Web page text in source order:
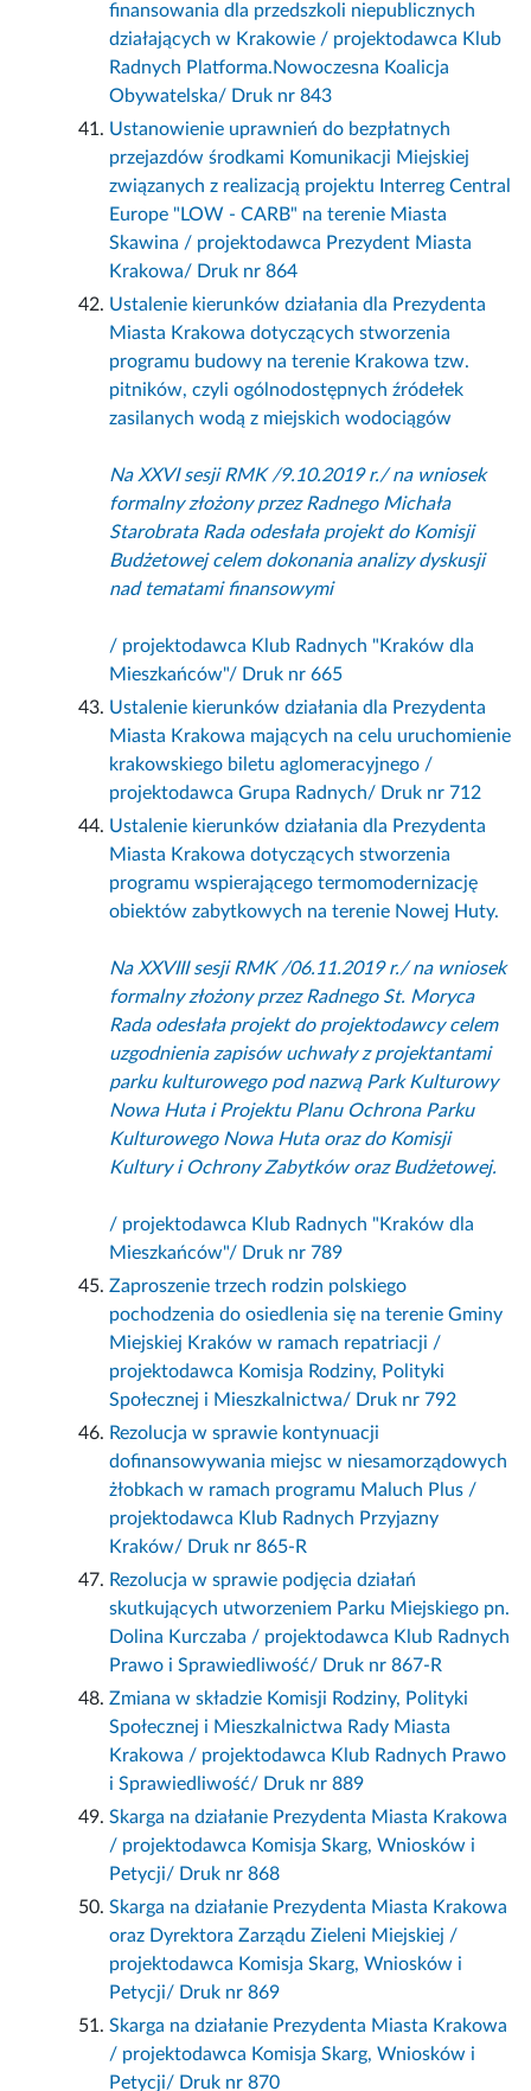
finansowania dla przedszkoli niepublicznych
działających w Krakowie / projektodawca Klub
Radnych Platforma.Nowoczesna Koalicja
Obywatelska/ Druk nr 843
Ustanowienie uprawnień do bezpłatnych
przejazdów środkami Komunikacji Miejskiej
związanych z realizacją projektu Interreg Central
Europe "LOW - CARB" na terenie Miasta
Skawina / projektodawca Prezydent Miasta
Krakowa/ Druk nr 864
Ustalenie kierunków działania dla Prezydenta
Miasta Krakowa dotyczących stworzenia
programu budowy na terenie Krakowa tzw.
pitników, czyli ogólnodostępnych źródełek
zasilanych wodą z miejskich wodociągów
Na XXVI sesji RMK /9.10.2019 r./ na wniosek
formalny złożony przez Radnego Michała
Starobrata Rada odesłała projekt do Komisji
Budżetowej celem dokonania analizy dyskusji
nad tematami finansowymi
/ projektodawca Klub Radnych "Kraków dla
Mieszkańców"/ Druk nr 665
Ustalenie kierunków działania dla Prezydenta
Miasta Krakowa mających na celu uruchomienie
krakowskiego biletu aglomeracyjnego /
projektodawca Grupa Radnych/ Druk nr 712
Ustalenie kierunków działania dla Prezydenta
Miasta Krakowa dotyczących stworzenia
programu wspierającego termomodernizację
obiektów zabytkowych na terenie Nowej Huty.
Na XXVIII sesji RMK /06.11.2019 r./ na wniosek
formalny złożony przez Radnego St. Moryca
Rada odesłała projekt do projektodawcy celem
uzgodnienia zapisów uchwały z projektantami
parku kulturowego pod nazwą Park Kulturowy
Nowa Huta i Projektu Planu Ochrona Parku
Kulturowego Nowa Huta oraz do Komisji
Kultury i Ochrony Zabytków oraz Budżetowej.
/ projektodawca Klub Radnych "Kraków dla
Mieszkańców"/ Druk nr 789
Zaproszenie trzech rodzin polskiego
pochodzenia do osiedlenia się na terenie Gminy
Miejskiej Kraków w ramach repatriacji /
projektodawca Komisja Rodziny, Polityki
Społecznej i Mieszkalnictwa/ Druk nr 792
Rezolucja w sprawie kontynuacji
dofinansowywania miejsc w niesamorządowych
żłobkach w ramach programu Maluch Plus /
projektodawca Klub Radnych Przyjazny
Kraków/ Druk nr 865-R
Rezolucja w sprawie podjęcia działań
skutkujących utworzeniem Parku Miejskiego pn.
Dolina Kurczaba / projektodawca Klub Radnych
Prawo i Sprawiedliwość/ Druk nr 867-R
Zmiana w składzie Komisji Rodziny, Polityki
Społecznej i Mieszkalnictwa Rady Miasta
Krakowa / projektodawca Klub Radnych Prawo
i Sprawiedliwość/ Druk nr 889
Skarga na działanie Prezydenta Miasta Krakowa
/ projektodawca Komisja Skarg, Wniosków i
Petycji/ Druk nr 868
Skarga na działanie Prezydenta Miasta Krakowa
oraz Dyrektora Zarządu Zieleni Miejskiej /
projektodawca Komisja Skarg, Wniosków i
Petycji/ Druk nr 869
Skarga na działanie Prezydenta Miasta Krakowa
/ projektodawca Komisja Skarg, Wniosków i
Petycji/ Druk nr 870